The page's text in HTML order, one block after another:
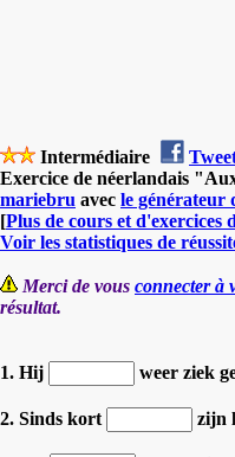
Intermédiaire
Exercice de néerlandais
mariebru avec le générateur
[Plus de cours et d'exercices
Voir les statistiques de
Merci de vous connecter à
résultat.
1. Hij weer ziek
2. Sinds kort zijn